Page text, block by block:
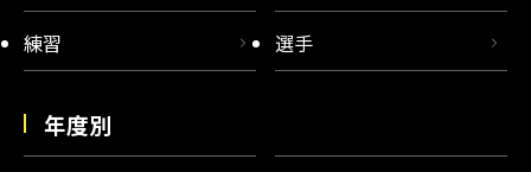
練習 選手
年度別